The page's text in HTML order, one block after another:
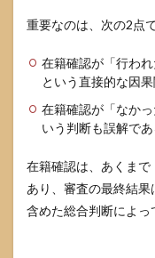
重要なのは、次の2点で
在籍確認が「行わ
という直接的な因
在籍確認が「なか
いう判断も誤解であ
在籍確認は、あくま
あり、審査の最終結
含めた総合判断によっ